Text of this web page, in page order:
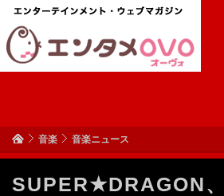
音楽 音楽ニュース
SUPER★DRAGON